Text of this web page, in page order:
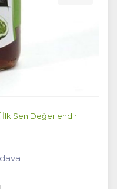
İlk Sen Değerlendir